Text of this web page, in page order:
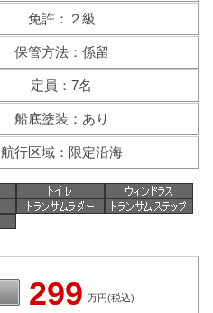
免許：２級
保管方法：係留
定員：7名
船底塗装：あり
航行区域：限定沿海
299 万円(税込)